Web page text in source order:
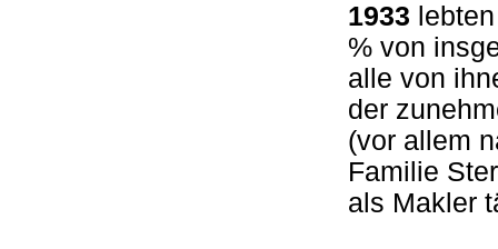
1933
% von
alle von
der
(vor allem
Familie
als Makler